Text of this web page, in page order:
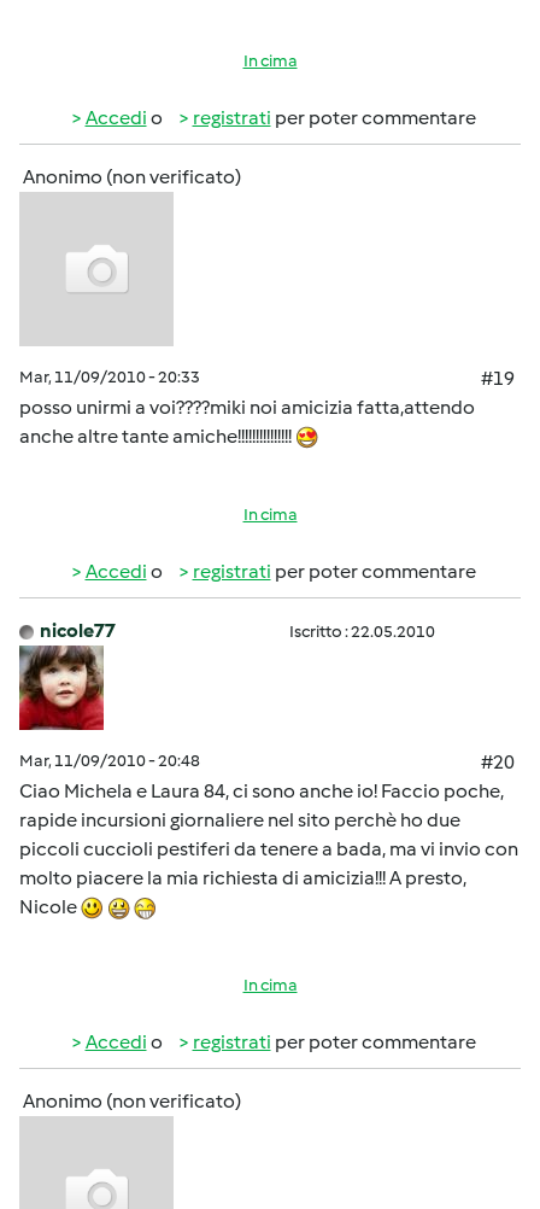
In cima
Accedi o registrati per poter commentare
Anonimo (non verificato)
Mar, 11/09/2010 - 20:33
#19
posso unirmi a voi????miki noi amicizia fatta,attendo
anche altre tante amiche!!!!!!!!!!!!!!!
In cima
Accedi o registrati per poter commentare
nicole77 Iscritto : 22.05.2010
Mar, 11/09/2010 - 20:48
#20
Ciao Michela e Laura 84, ci sono anche io! Faccio poche,
rapide incursioni giornaliere nel sito perchè ho due
piccoli cuccioli pestiferi da tenere a bada, ma vi invio con
molto piacere la mia richiesta di amicizia!!! A presto,
Nicole
In cima
Accedi o registrati per poter commentare
Anonimo (non verificato)